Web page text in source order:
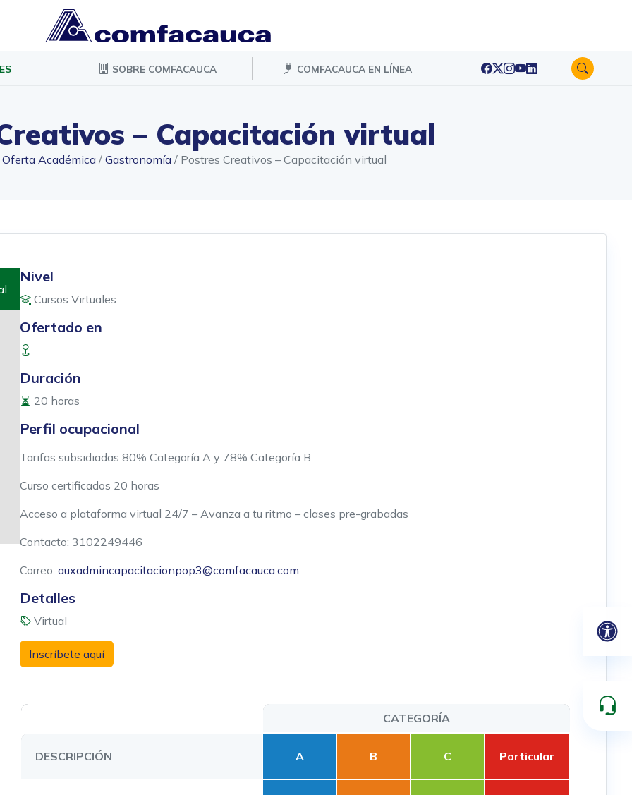
SOBRE COMFACAUCA COMFACAUCA EN LÍNEA
– Capacitación virtual
Oferta Académica / Gastronomía / Postres Creativos – Capacitación virtual
Nivel
Cursos Virtuales
Ofertado en
Duración
20 horas
Perfil ocupacional
Tarifas subsidiadas 80% Categoría A y 78% Categoría B
Curso certificados 20 horas
Acceso a plataforma virtual 24/7 – Avanza a tu ritmo – clases pre-grabadas
Contacto: 3102249446
Correo:auxadmincapacitacionpop3@comfacauca.com
Detalles
Virtual
Inscríbete aquí
CATEGORÍA
DESCRIPCIÓN A B C Particular